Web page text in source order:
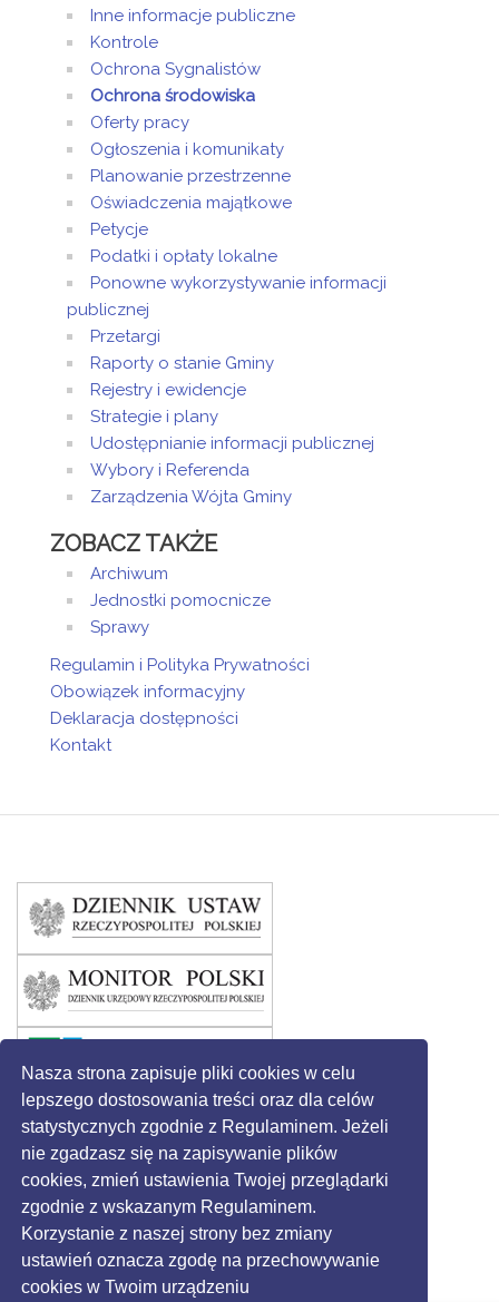
Nasza strona zapisuje pliki cookies w celu
lepszego dostosowania treści oraz dla celów
statystycznych zgodnie z Regulaminem. Jeżeli
nie zgadzasz się na zapisywanie plików
cookies, zmień ustawienia Twojej przeglądarki
zgodnie z wskazanym Regulaminem.
Korzystanie z naszej strony bez zmiany
ustawień oznacza zgodę na przechowywanie
cookies w Twoim urządzeniu
Inne informacje publiczne
Kontrole
Ochrona Sygnalistów
Ochrona środowiska
Oferty pracy
Ogłoszenia i komunikaty
Planowanie przestrzenne
Oświadczenia majątkowe
Petycje
Podatki i opłaty lokalne
Ponowne wykorzystywanie informacji
publicznej
Przetargi
Raporty o stanie Gminy
Rejestry i ewidencje
Strategie i plany
Udostępnianie informacji publicznej
Wybory i Referenda
Zarządzenia Wójta Gminy
ZOBACZ TAKŻE
Archiwum
Jednostki pomocnicze
Sprawy
Regulamin i Polityka Prywatności
Obowiązek informacyjny
Deklaracja dostępności
Kontakt